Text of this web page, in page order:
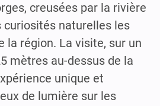
creusées par la rivière
curiosités naturelles les
la région. La visite, sur un
mètres au-dessus de la
unique et
de lumière sur les